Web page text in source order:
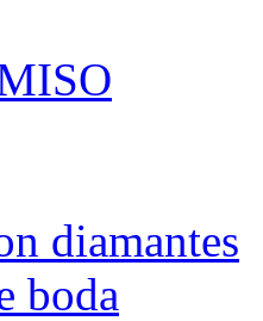
diamantes
boda